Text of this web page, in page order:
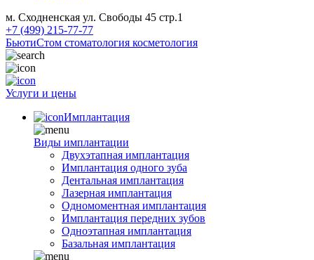
м. Сходненская ул. Свободы 45 стр.1
+7 (499) 215-77-77
БьютиСтом стоматология косметология
Услуги и цены
Имплантация
Виды имплантации
Двухэтапная имплантация
Имплантация одного зуба
Дентальная имплантация
Лазерная имплантация
Одномоментная имплантация
Имплантация передних зубов
Одноэтапная имплантация
Базальная имплантация